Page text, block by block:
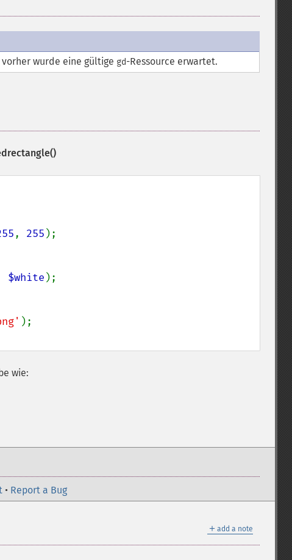
vorher wurde eine gültige gd-Ressource erwartet.
, 255 );
$white );
wie:
• Report a Bug
＋ add a note